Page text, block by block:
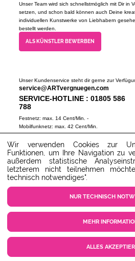
Unser Team wird sich schnellstmöglich mit Dir in
setzen, und schon bald können auch Deine
individuellen Kunstwerke von Liebhabern
bestellt werden.
ALS KÜNSTLER BEWERBEN
Unser Kundenservice steht dir gerne zur
service@ARTvergnuegen.com
SERVICE-HOTLINE : 01805 586
788
Festnetz: max. 14 Cent/Min. -
Mobilfunknetz: max. 42 Cent/Min.
(Mo-Do 9-18 Uhr, Fr 9-16 Uhr)
ZUM SERVICECENTER
DATENSCHUTZ
Wir verwenden Cookies zur
Funktionen, um Ihre Navigation zu
außerdem statistische
letzterem nicht teilnehmen
technisch notwendiges".
NUR TECHNISCH
MEHR
ALLES